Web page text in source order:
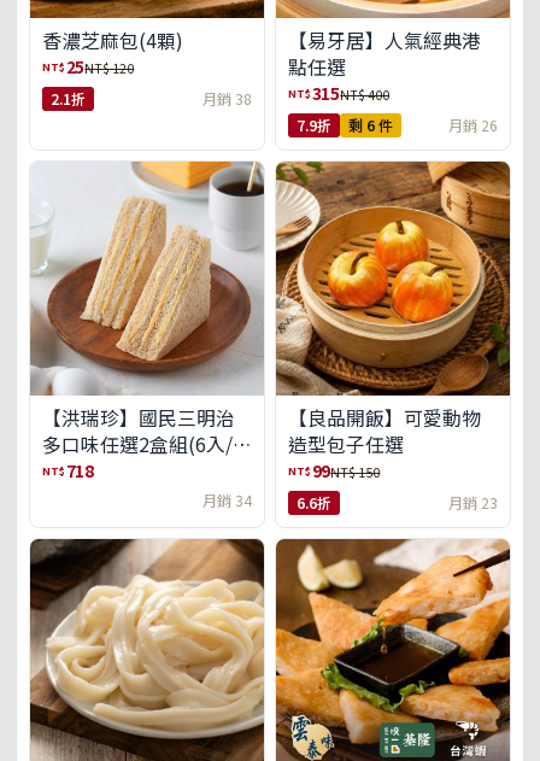
香濃芝麻包(4顆)
NT$ 25NT$ 120
2.1折 月銷 38
【易牙居】人氣經典港
點任選
NT$315NT$ 400
7.9折 剩 6 件 月銷 26
【洪瑞珍】國民三明治
多口味任選2盒組(6入/
盒)(免運)
NT$ 718
月銷 34
【良品開飯】可愛動物
造型包子任選
NT$ 99NT$ 150
6.6折 月銷 23